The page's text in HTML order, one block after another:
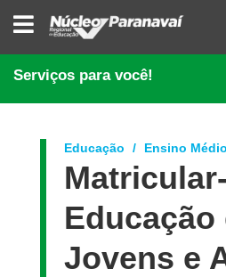
NÚCLEO
REGIONAL
EDUCAÇÃO
DE
PARANAVAÍ
Serviços para você!
Educação Ensino Médio
Educação
Jovens e